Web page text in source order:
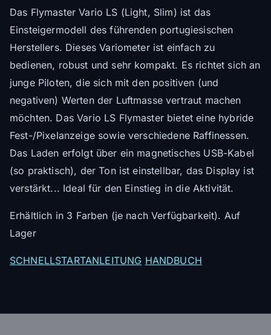
Das Flymaster Vario LS (Light, Slim) ist das
Einsteigermodell des führenden portugiesischen
Herstellers. Dieses Variometer ist einfach zu
bedienen, robust und sehr kompakt. Es richtet sich an
junge Piloten, die sich mit den positiven (und
negativen) Werten der Luftmasse vertraut machen
möchten. Das Vario LS Flymaster bietet eine hybride
Fest-/Pixelanzeige sowie verschiedene Raffinessen.
Das Laden erfolgt über ein magnetisches USB-Kabel
(so praktisch), der Ton ist einstellbar, das Display ist
verstärkt... Ideal für den Einstieg in die Aktivität.
Erhältlich in 3 Farben (je nach Verfügbarkeit). Auf
Lager
SCHNELLSTARTANLEITUNG HANDBUCH